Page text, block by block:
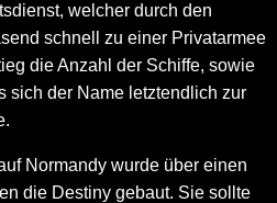
welcher durch den
schnell zu einer Privatarmee
die Anzahl der Schiffe, sowie
sich der Name letztendlich zur
Normandy wurde über einen
die Destiny gebaut. Sie sollte